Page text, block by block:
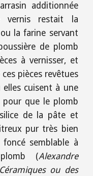
additionnée
vernis restait la
la farine servant
de plomb
à vernisser, et
pièces revêtues
cuisent à une
que le plomb
de la pâte et
pur très bien
semblable à
(Alexandre
ou des